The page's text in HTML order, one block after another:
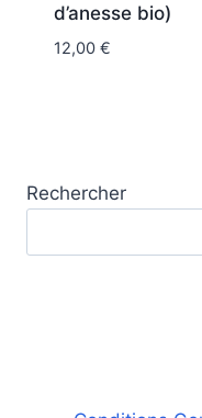
d’anesse bio)
12,00 €
Rechercher